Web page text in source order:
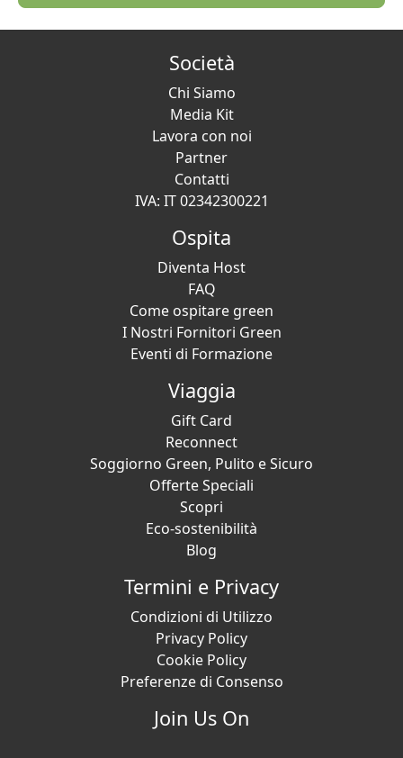
Società
Chi Siamo
Media Kit
Lavora con noi
Partner
Contatti
IVA: IT 02342300221
Ospita
Diventa Host
FAQ
Come ospitare green
I Nostri Fornitori Green
Eventi di Formazione
Viaggia
Gift Card
Reconnect
Soggiorno Green, Pulito e Sicuro
Offerte Speciali
Scopri
Eco-sostenibilità
Blog
Termini e Privacy
Condizioni di Utilizzo
Privacy Policy
Cookie Policy
Preferenze di Consenso
Join Us On